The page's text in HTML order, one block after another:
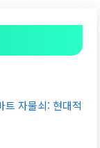
자물쇠: 현대적